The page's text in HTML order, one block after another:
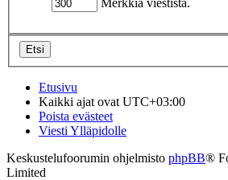
Merkkiä viestistä.
Etusivu
Kaikki ajat ovat UTC+03:00
Poista evästeet
Viesti Ylläpidolle
Keskustelufoorumin ohjelmisto phpBB®
Limited